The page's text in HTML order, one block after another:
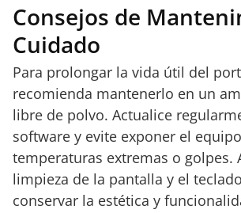
Consejos de
Cuidado
Para prolongar la vida útil del
recomienda mantenerlo en un
libre de polvo. Actualice
software y evite exponer el
temperaturas extremas o golpes.
limpieza de la pantalla y el
conservar la estética y